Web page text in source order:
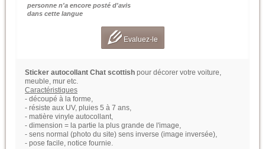
personne n'a encore posté d'avis
dans cette langue
Evaluez-le
Sticker autocollant Chat scottish pour décorer votre voiture,
meuble, mur etc.
Caractéristiques
- découpé à la forme,
- résiste aux UV, pluies 5 à 7 ans,
- matière vinyle autocollant,
- dimension = la partie la plus grande de l'image,
- sens normal (photo du site) sens inverse (image inversée),
- pose facile, notice fournie.